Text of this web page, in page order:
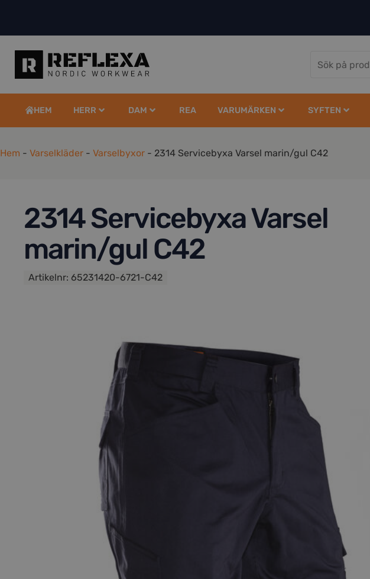
HEM HERR DAM REA VARUMÄRKEN SYFTEN
Hem - Varselkläder - Varselbyxor - 2314 Servicebyxa Varsel marin/gul C42
2314 Servicebyxa Varsel
marin/gul C42
Artikelnr: 65231420-6721-C42